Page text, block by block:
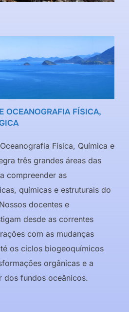
OCEANOGRAFIA FÍSICA,
Física, Química e
três grandes áreas das
compreender as
químicas e estruturais do
docentes e
desde as correntes
com as mudanças
os ciclos biogeoquímicos
orgânicas e a
dos fundos oceânicos.